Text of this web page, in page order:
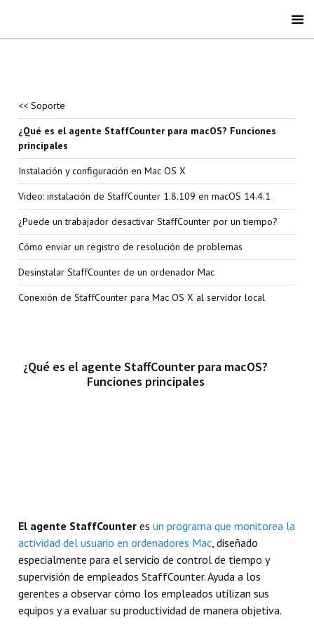
<< Soporte
¿Qué es el agente StaffCounter para macOS? Funciones
principales
Instalación y configuración en Mac OS X
Video: instalación de StaffCounter 1.8.109 en macOS 14.4.1
¿Puede un trabajador desactivar StaffCounter por un tiempo?
Cómo enviar un registro de resolución de problemas
Desinstalar StaffCounter de un ordenador Mac
Conexión de StaffCounter para Mac OS X al servidor local
¿Qué es el agente StaffCounter para macOS?
Funciones principales
El agente StaffCounter esun programa que monitorea la
actividad del usuario en ordenadores Mac, diseñado
especialmente para el servicio de control de tiempo y
supervisión de empleados StaffCounter. Ayuda a los
gerentes a observar cómo los empleados utilizan sus
equipos y a evaluar su productividad de manera objetiva.